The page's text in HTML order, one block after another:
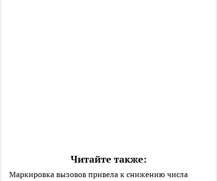
Читайте также:
Маркировка вызовов привела к снижению числа